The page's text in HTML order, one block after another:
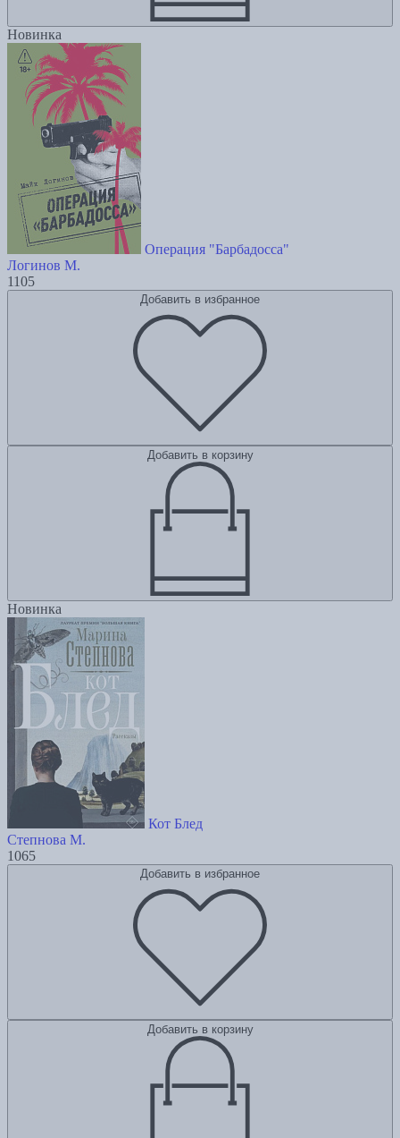
Новинка
Операция "Барбадосса"
Логинов М.
1105
Добавить в избранное
Добавить в корзину
Новинка
Кот Блед
Степнова М.
1065
Добавить в избранное
Добавить в корзину